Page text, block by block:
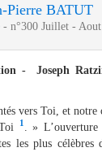
Pierre BATUT
- n°300 Juillet -
- Joseph
vers Toi, et notre
1
. »
les plus célèbres